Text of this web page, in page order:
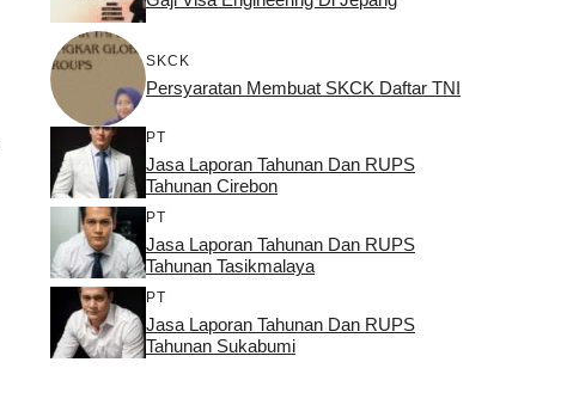
SKCK
Persyaratan Membuat SKCK Daftar TNI
PT
Jasa Laporan Tahunan Dan RUPS
Tahunan Cirebon
PT
Jasa Laporan Tahunan Dan RUPS
Tahunan Tasikmalaya
PT
Jasa Laporan Tahunan Dan RUPS
Tahunan Sukabumi